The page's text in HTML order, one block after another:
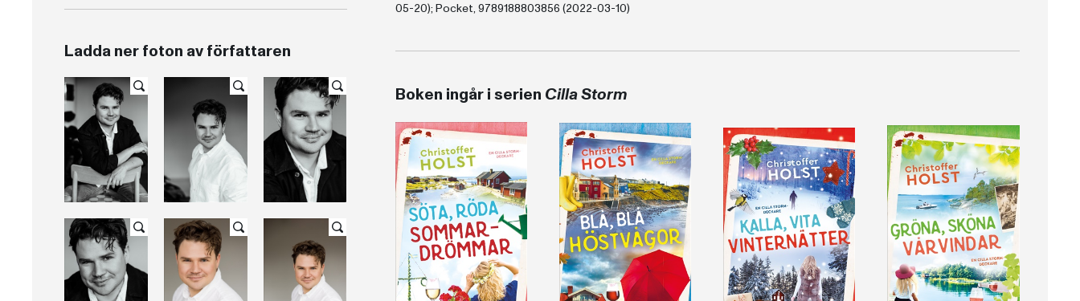
Ladda ner foton av författaren
05-20); Pocket, 9789188803856 (2022-03-10)
Boken ingår i serien Cilla Storm